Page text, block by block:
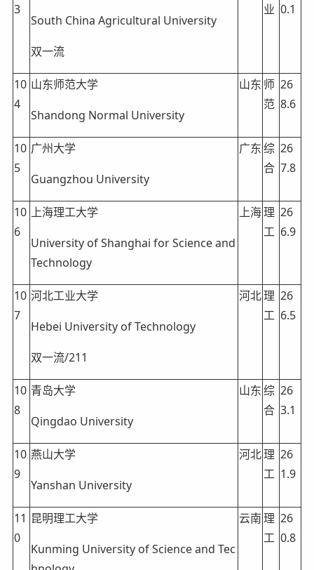
3
South China Agricultural University
双一流
业 0.1
10
4
山东师范大学
Shandong Normal University
山东 师
范
26
8.6
10
5
广州大学
Guangzhou University
广东综
合
26
7.8
10
6
上海理工大学
University of Shanghai for Science and
Technology
上海理
工
26
6.9
10
7
河北工业大学
Hebei University of Technology
双一流/211
河北理
工
26
6.5
10
8
青岛大学
Qingdao University
山东综
合
26
3.1
10
9
燕山大学
Yanshan University
河北理
工
26
1.9
11
0
昆明理工大学
Kunming University of Science and Tec
云南理
工
26
0.8